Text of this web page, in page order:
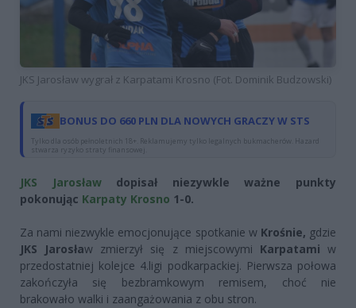
JKS Jarosław wygrał z Karpatami Krosno (Fot. Dominik Budzowski)
BONUS DO 660 PLN DLA NOWYCH GRACZY W STS
Tylko dla osób pełnoletnich 18+. Reklamujemy tylko legalnych bukmacherów. Hazard
stwarza ryzyko straty finansowej.
JKS Jarosławdopisał niezywkle ważne punkty
pokonując Karpaty Krosno 1-0.
Za nami niezwykle emocjonujące spotkanie w Krośnie, gdzie
JKS Jarosław zmierzył się z miejscowymi Karpatamiw
przedostatniej kolejce 4.ligi podkarpackiej. Pierwsza połowa
zakończyła się bezbramkowym remisem, choć nie
brakowało walki i zaangażowania z obu stron.